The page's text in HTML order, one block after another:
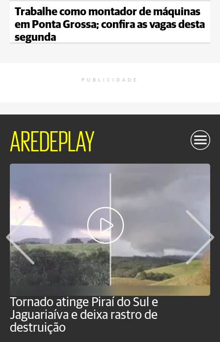
Trabalhe como montador de máquinas
em Ponta Grossa; confira as vagas desta
segunda
PUBLICIDADE
AREDEPLAY
Tornado atinge Piraí do Sul e
Jaguariaíva e deixa rastro de
destruição